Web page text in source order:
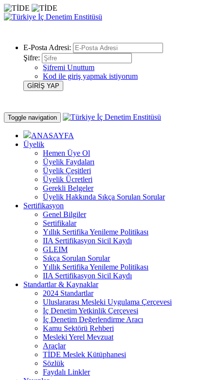
E-Posta Adresi:
Şifre:
Şifremi Unuttum
Kod ile giriş yapmak istiyorum
Toggle navigation
ANASAYFA
Üyelik
Hemen Üye Ol
Üyelik Faydaları
Üyelik Çeşitleri
Üyelik Ücretleri
Gerekli Belgeler
Üyelik Hakkında Sıkça Sorulan Sorular
Sertifikasyon
Genel Bilgiler
Sertifikalar
Yıllık Sertifika Yenileme Politikası
IIA Sertifikasyon Sicil Kaydı
GLEIM
Sıkça Sorulan Sorular
Yıllık Sertifika Yenileme Politikası
IIA Sertifikasyon Sicil Kaydı
Standartlar & Kaynaklar
2024 Standartlar
Uluslararası Mesleki Uygulama Çerçevesi
İç Denetim Yetkinlik Çerçevesi
İç Denetim Değerlendirme Aracı
Kamu Sektörü Rehberi
Mesleki Yerel Mevzuat
Araçlar
TİDE Meslek Kütüphanesi
Sözlük
Faydalı Linkler